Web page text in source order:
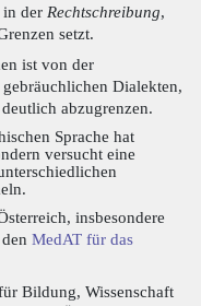
in der Rechtschreibung,
setzt.
ist von der
Dialekten,
abzugrenzen.
Sprache hat
versucht eine
insbesondere
MedAT für das
Bildung, Wissenschaft